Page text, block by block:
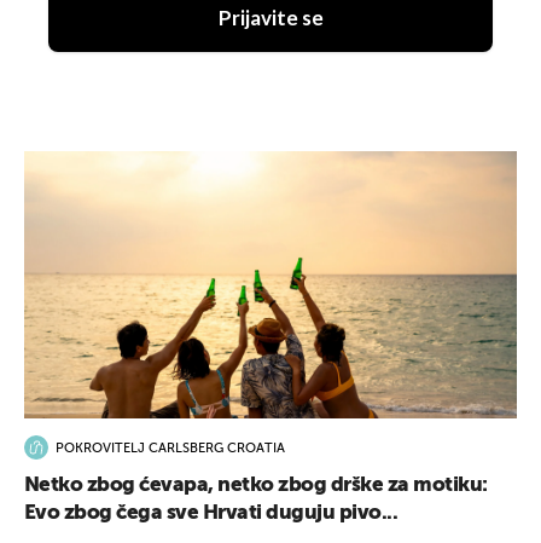
Prijavite se
POKROVITELJ CARLSBERG CROATIA
Netko zbog ćevapa, netko zbog drške za motiku:
Evo zbog čega sve Hrvati duguju pivo...